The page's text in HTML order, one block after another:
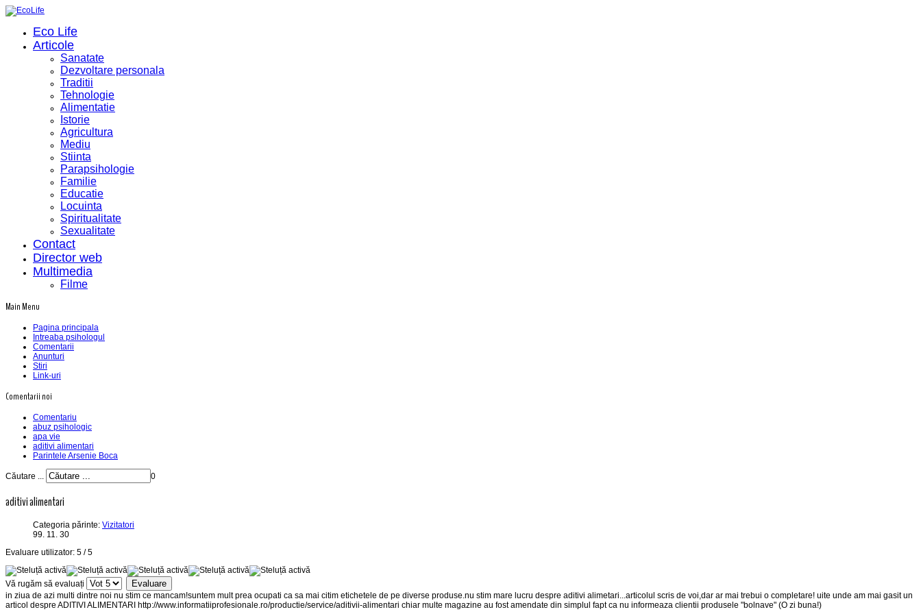
Eco Life
Articole
Sanatate
Dezvoltare personala
Traditii
Tehnologie
Alimentatie
Istorie
Agricultura
Mediu
Stiinta
Parapsihologie
Familie
Educatie
Locuinta
Spiritualitate
Sexualitate
Contact
Director web
Multimedia
Filme
Main Menu
Pagina principala
Intreaba psihologul
Comentarii
Anunturi
Stiri
Link-uri
Comentarii noi
Comentariu
abuz psihologic
apa vie
aditivi alimentari
Parintele Arsenie Boca
Căutare ... 0
aditivi alimentari
Categoria părinte: Vizitatori
99. 11. 30
Evaluare utilizator: 5 /5
Vă rugăm să evaluați
in ziua de azi multi dintre noi nu stim ce mancam!suntem mult prea ocupati ca sa mai citim etichetele de pe diverse produse.nu stim mare lucru despre aditivi alimetari...articolul scris de voi,dar ar mai trebui o completare! uite unde am mai gasit un
articol despre ADITIVI ALIMENTARI http://www.informatiiprofesionale.ro/productie/service/aditivii-alimentari chiar multe magazine au fost amendate din simplul fapt ca nu informeaza clientii produsele "bolnave" (O zi buna!)